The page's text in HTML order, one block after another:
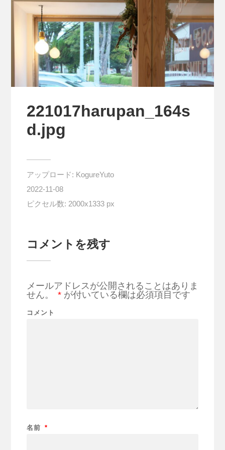
221017harupan_164s
d.jpg
アップロード: KogureYuto
2022-11-08
ピクセル数: 2000x1333 px
コメントを残す
メールアドレスが公開されることはありま
せん。
*が付いている欄は必須項目です
コメント
名前 *